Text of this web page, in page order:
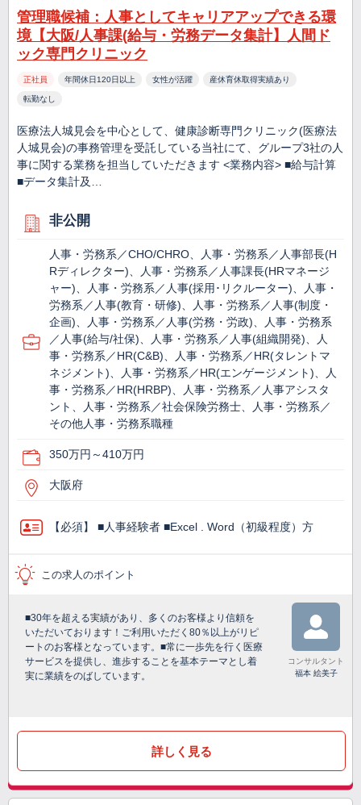
管理職候補：人事としてキャリアアップできる環
境【大阪/人事課(給与・労務データ集計】人間ド
ック専門クリニック
正社員 年間休日120日以上 女性が活躍 産休育休取得実績あり
転勤なし
医療法人城見会を中心として、健康診断専門クリニック(医療法
人城見会)の事務管理を受託している当社にて、グループ3社の人
事に関する業務を担当していただきます <業務内容> ■給与計算
■データ集計及…
非公開
人事・労務系／CHO/CHRO、人事・労務系／人事部長(H
Rディレクター)、人事・労務系／人事課長(HRマネージ
ャー)、人事・労務系／人事(採用･リクルーター)、人事・
労務系／人事(教育・研修)、人事・労務系／人事(制度・
企画)、人事・労務系／人事(労務・労政)、人事・労務系
／人事(給与/社保)、人事・労務系／人事(組織開発)、人
事・労務系／HR(C&B)、人事・労務系／HR(タレントマ
ネジメント)、人事・労務系／HR(エンゲージメント)、人
事・労務系／HR(HRBP)、人事・労務系／人事アシスタ
ント、人事・労務系／社会保険労務士、人事・労務系／
その他人事・労務系職種
350万円～410万円
大阪府
【必須】 ■人事経験者 ■Excel . Word（初級程度）方
この求人のポイント
■30年を超える実績があり、多くのお客様より信頼を
いただいております！ご利用いただく80％以上がリピ
ートのお客様となっています。■常に一歩先を行く医療
サービスを提供し、進歩することを基本テーマとし着
実に業績をのばしています。
コンサルタント
福本 絵美子
詳しく見る